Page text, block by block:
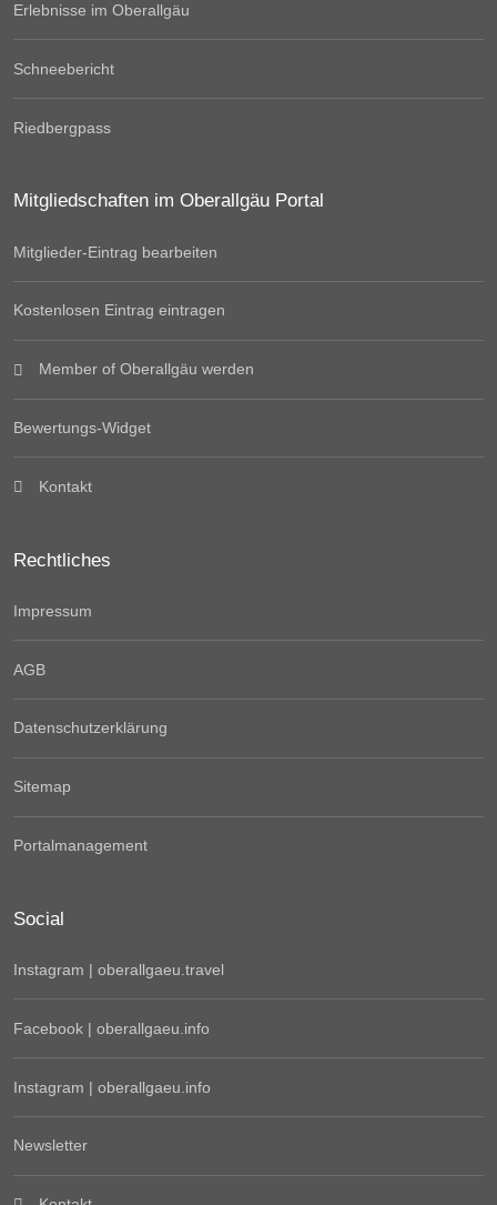
Erlebnisse im Oberallgäu
Schneebericht
Riedbergpass
Mitgliedschaften im Oberallgäu Portal
Mitglieder-Eintrag bearbeiten
Kostenlosen Eintrag eintragen
Member of Oberallgäu werden
Bewertungs-Widget
Kontakt
Rechtliches
Impressum
AGB
Datenschutzerklärung
Sitemap
Portalmanagement
Social
Instagram | oberallgaeu.travel
Facebook | oberallgaeu.info
Instagram | oberallgaeu.info
Newsletter